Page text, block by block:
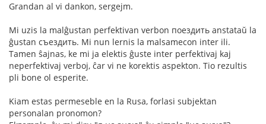
Grandan al vi dankon, sergejm.
Mi uzis la malĝustan perfektivan verbon поездить anstataŭ la
ĝustan съездить. Mi nun lernis la malsamecon inter ili.
Tamen ŝajnas, ke mi ja elektis ĝuste inter perfektivaj kaj
neperfektivaj verboj, ĉar vi ne korektis aspekton. Tio rezultis
pli bone ol esperite.
Kiam estas permeseble en la Rusa, forlasi subjektan
personalan pronomon?